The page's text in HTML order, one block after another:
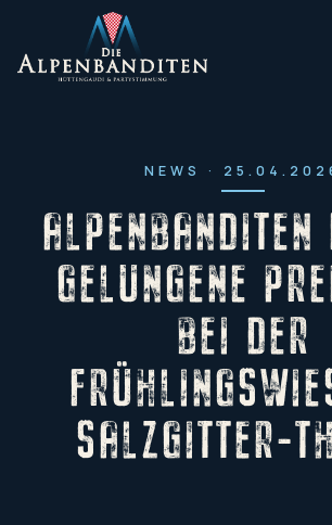
NEWS ·
ALPENBANDITEN
GELUNGENE
BEI DER
SALZGITTER-